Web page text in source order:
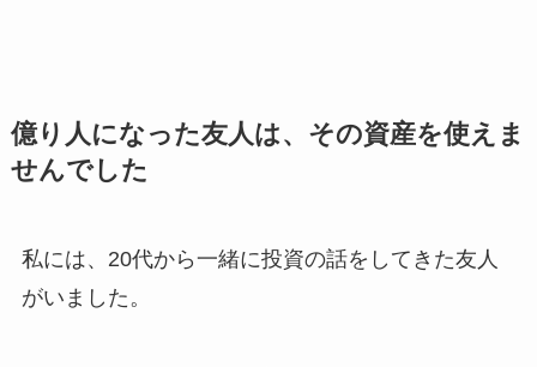
億り人になった友人は、その資産を使えま
せんでした
私には、20代から一緒に投資の話をしてきた友人
がいました。